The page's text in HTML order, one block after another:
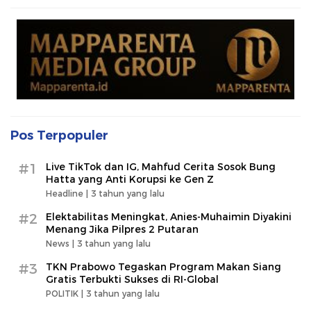
Pos Terpopuler
#1
Live TikTok dan IG, Mahfud Cerita Sosok Bung
Hatta yang Anti Korupsi ke Gen Z
Headline | 3 tahun yang lalu
#2
Elektabilitas Meningkat, Anies-Muhaimin Diyakini
Menang Jika Pilpres 2 Putaran
News | 3 tahun yang lalu
#3
TKN Prabowo Tegaskan Program Makan Siang
Gratis Terbukti Sukses di RI-Global
POLITIK | 3 tahun yang lalu